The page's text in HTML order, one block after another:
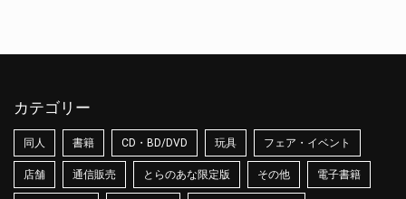
カテゴリー
同人 書籍 CD・BD/DVD 玩具 フェア・イベント
店舗 通信販売 とらのあな限定版 その他 電子書籍